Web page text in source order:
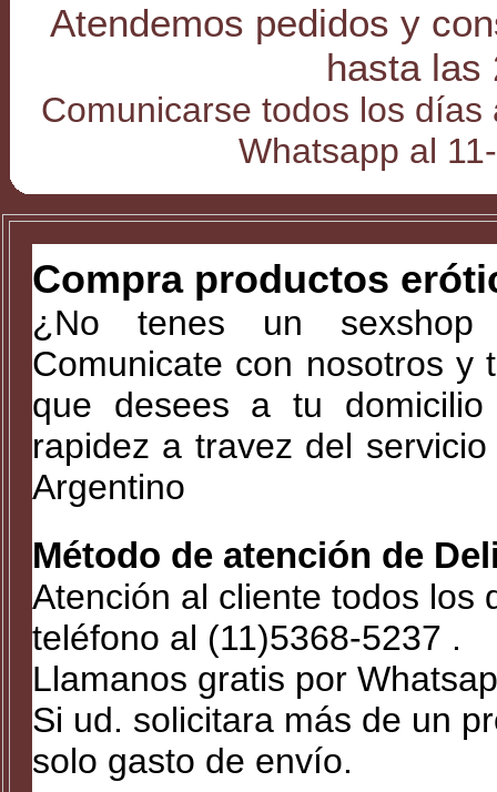
Atendemos pedidos y
hasta las
Comunicarse todos los
Whatsapp al
Compra productos
¿No tenes un sexshop
Comunicate con nosotros y
que desees a tu
rapidez a travez del
Argentino
Método de atención de
Atención al cliente todos los
teléfono al (11)5368-5237 .
Llamanos gratis por
Si ud. solicitara más de un
solo gasto de envío.